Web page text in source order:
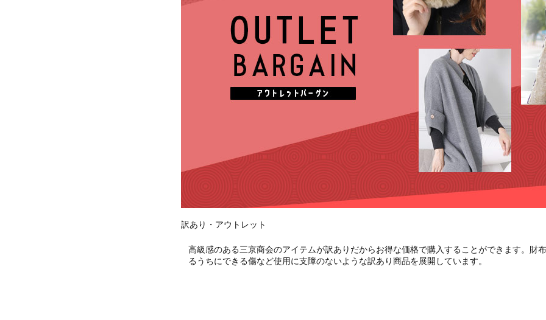
訳あり・アウトレット
高級感のある三京商会のアイテムが訳ありだからお得な価格で購入することができます。財
るうちにできる傷など使用に支障のないような訳あり商品を展開しています。